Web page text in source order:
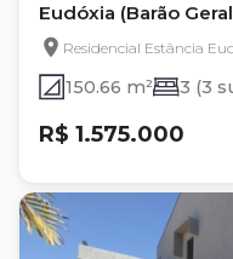
Eudóxia (Barão
150.66 m²
Residencial Estância
150.66 m² 3 (3
R$ 1.575.000